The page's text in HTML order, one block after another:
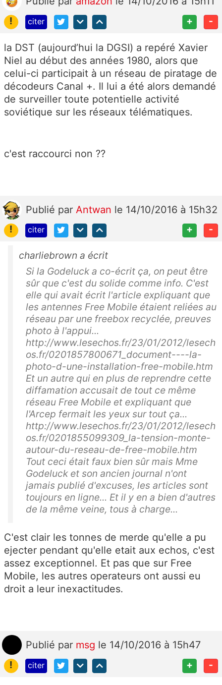
!
citer + -
la DST (aujourd’hui la DGSI) a repéré Xavier
Niel au début des années 1980, alors que
celui-ci participait à un réseau de piratage de
décodeurs Canal +. Il lui a été alors demandé
de surveiller toute potentielle activité
soviétique sur les réseaux télématiques.
c'est raccourci non ??
Publié par Antwan le 14/10/2016 à 15h32
!
citer + -
charliebrown a écrit
Si la Godeluck a co-écrit ça, on peut être
sûr que c'est du solide comme info. C'est
elle qui avait écrit l'article expliquant que
les antennes Free Mobile étaient reliées au
réseau par une freebox recyclée, preuves
photo à l'appui...
http://www.lesechos.fr/23/01/2012/lesech
os.fr/0201857800671_document----la-
photo-d-une-installation-free-mobile.htm
Et un autre qui en plus de reprendre cette
diffamation accusait de tout ce même
réseau Free Mobile et expliquant que
l'Arcep fermait les yeux sur tout ça...
http://www.lesechos.fr/23/01/2012/lesech
os.fr/0201855099309_la-tension-monte-
autour-du-reseau-de-free-mobile.htm
Tout ceci était faux bien sûr mais Mme
Godeluck et son ancien journal n'ont
jamais publié d'excuses, les articles sont
toujours en ligne... Et il y en a bien d'autres
de la même veine, tous à charge...
C'est clair les tonnes de merde qu'elle a pu
ejecter pendant qu'elle etait aux echos, c'est
assez exceptionnel. Et pas que sur Free
Mobile, les autres operateurs ont aussi eu
droit a leur inexactitudes.
Publié par msg le 14/10/2016 à 15h47
!
citer + -